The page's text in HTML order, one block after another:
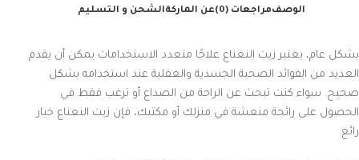
الوصفمراجعات (0) عن الماركةالشحن و التسليم
بشكل عام، يعتبر زيت النعناع علاجًا متعدد الاستخدامات يمكن أن يقدم
العديد من الفوائد الصحية الجسدية والعقلية عند استخدامه بشكل
صحيح. سواء كنت تبحث عن الراحة من الصداع أو ترغب فقط في
الحصول على رائحة منعشة في منزلك أو مكتبك، فإن زيت النعناع خيار
رائع.